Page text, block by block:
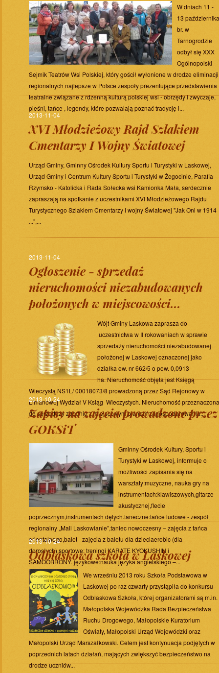
W dniach 11 -
13 października
br. w
Tarnogrodzie
odbył się XXX
Ogólnopolski
Sejmik Teatrów Wsi Polskiej, który gościł wyłonione w drodze eliminacji
regionalnych najlepsze w Polsce zespoły prezentujące przedstawienia
teatralne związane z rdzenną kulturą polskiej wsi - obrzędy i zwyczaje,
pieśni, tańce , legendy, które pozwalają poznać tradycję i...
2013-11-04
XVI Młodzieżowy Rajd Szlakiem
Cmentarzy I Wojny Światowej
Urząd Gminy, Gminny Ośrodek Kultury Sportu i Turystyki w Laskowej,
Urząd Gminy i Centrum Kultury Sportu i Turystyki w Żegocinie, Parafia
Rzymsko - Katolicka i Rada Sołecka wsi Kamionka Mała, serdecznie
zapraszają na spotkanie z uczestnikami XVI Młodzieżowego Rajdu
Turystycznego Szlakiem Cmentarzy I wojny Światowej "Jak Oni w 1914
...",...
2013-11-04
Ogłoszenie - sprzedaż
nieruchomości niezabudowanych
położonych w miejscowości...
Wójt Gminy Laskowa zaprasza do
uczestnictwa w II rokowaniach w sprawie
sprzedaży nieruchomości niezabudowanej
położonej w Laskowej oznaczonej jako
działka ew. nr 662/5 o pow. 0,0913
ha. Nieruchomość objęta jest Księgą
Wieczystą NS1L/ 00018073/8 prowadzoną przez Sąd Rejonowy w
Limanowej Wydział V Ksiąg Wieczystych. Nieruchomość przeznaczona
do sprzedaży zgodnie z miejscowym planem zagospodarowania...
2013-10-24
Zapisy na zajęcia prowadzone przez
GOKSiT
Gminny Ośrodek Kultury, Sportu i
Turystyki w Laskowej, informuje o
możliwości zapisania się na
warsztaty:muzyczne, nauka gry na
instrumentach:klawiszowych,gitarze
akustycznej,flecie
poprzecznym,instrumentach dętych.taneczne:tańce ludowe - zespół
regionalny „Mali Laskowianie”,taniec nowoczesny – zajęcia z tańca
orientalnego,balet - zajęcia z baletu dla dzieciaerobic (dla
dorosłych).sportowe: treningi KARATE KYOKUSHIN i
SAMOOBRONY. językowe:nauka języka angielskiego –...
2013-10-24
Odblaskowa szkoła w Laskowej
We wrześniu 2013 roku Szkoła Podstawowa w
Laskowej po raz czwarty przystąpiła do konkursu
Odblaskowa Szkoła, której organizatorami są m.in.
Małopolska Wojewódzka Rada Bezpieczeństwa
Ruchu Drogowego, Małopolskie Kuratorium
Oświaty, Małopolski Urząd Wojewódzki oraz
Małopolski Urząd Marszałkowski. Celem jest kontynuacja podjętych w
poprzednich latach działań, mających zwiększyć bezpieczeństwo na
drodze uczniów...